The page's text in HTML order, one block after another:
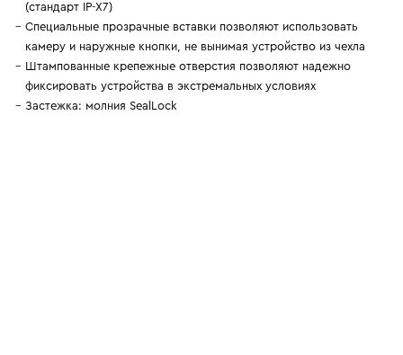
(стандарт IP-X7)
Специальные прозрачные вставки позволяют использовать
камеру и наружные кнопки, не вынимая устройство из чехла
Штампованные крепежные отверстия позволяют надежно
фиксировать устройства в экстремальных условиях
Застежка: молния SealLock